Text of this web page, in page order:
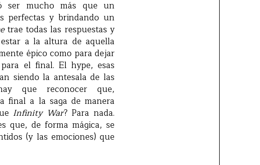
ser mucho más que un
perfectas y brindando un
trae todas las respuestas y
a la altura de aquella
épico como para dejar
el final. El hype, esas
siendo la antesala de las
que reconocer que,
final a la saga de manera
Infinity War? Para nada.
que, de forma mágica, se
(y las emociones) que